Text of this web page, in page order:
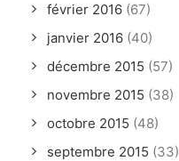
février 2016 (67)
janvier 2016 (40)
décembre 2015 (57)
novembre 2015 (38)
octobre 2015 (48)
septembre 2015 (33)